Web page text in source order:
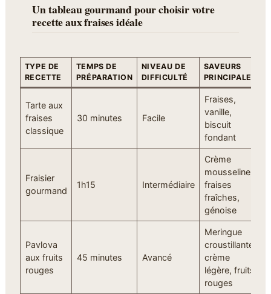
Un tableau gourmand pour choisir votre
recette aux fraises idéale
TYPE DE
RECETTE
TEMPS DE
PRÉPARATION
NIVEAU DE
DIFFICULTÉ
SAVEURS
PRINCIPALES
Tarte aux
fraises
classique
30 minutes Facile
Fraises,
vanille,
biscuit
fondant
Fraisier
gourmand
1h15 Intermédiaire
Crème
mousseline,
fraises
fraîches,
génoise
Pavlova
aux fruits
rouges
45 minutes Avancé
Meringue
croustillante,
crème
légère, fruits
rouges